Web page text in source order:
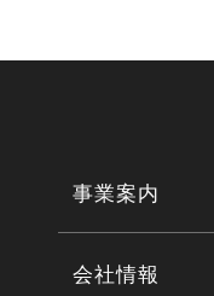
事業案内
会社情報